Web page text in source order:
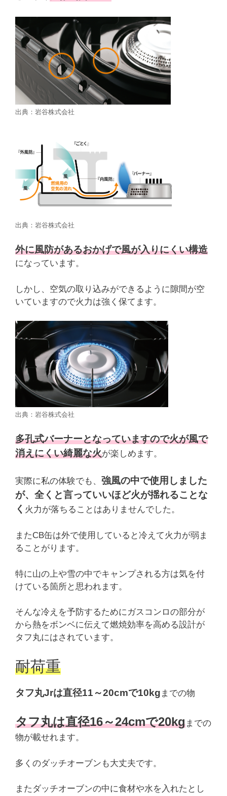
出典：岩谷株式会社
出典：岩谷株式会社
外に風防があるおかげで風が入りにくい構造
になっています。
しかし、空気の取り込みができるように隙間が空
いていますので火力は強く保てます。
出典：岩谷株式会社
多孔式バーナーとなっていますので火が風で
消えにくい綺麗な火が楽しめます。
実際に私の体験でも、 強風の中で使用しました
が、全くと言っていいほど火が揺れることな
く 火力が落ちることはありませんでした。
またCB缶は外で使用していると冷えて火力が弱ま
ることがります。
特に山の上や雪の中でキャンプされる方は気を付
けている箇所と思われます。
そんな冷えを予防するためにガスコンロの部分が
から熱をボンベに伝えて燃焼効率を高める設計が
タフ丸にはされています。
耐荷重
タフ丸Jrは直径11～20cmで10kg までの物
タフ丸は直径16～24cmで20kgまでの
物が載せれます。
多くのダッチオーブンも大丈夫です。
またダッチオーブンの中に食材や水を入れたとし